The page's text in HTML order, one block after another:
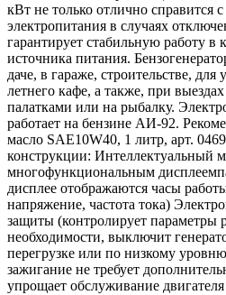
кВт не только отлично справится
электропитания в случаях
гарантирует стабильную работу в
источника питания.
даче, в гараже, строительстве,
летнего кафе, а также, при
палатками или на рыбалку.
работает на бензине АИ-92.
масло SAE10W40, 1 литр, арт.
конструкции: Интеллектуальный
многофункциональным
дисплее отображаются часы
напряжение, частота тока)
защиты (контролирует параметры
необходимости, выключит
перегрузке или по низкому
зажигание не требует
упрощает обслуживание двигателя